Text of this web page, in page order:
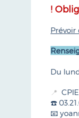
!
Prévoir
Du
📍
☎️
📧